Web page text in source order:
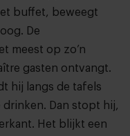
buffet, beweegt
De
meest op zo’n
gasten ontvangt.
hij langs de tafels
Dan stopt hij,
Het blijkt een